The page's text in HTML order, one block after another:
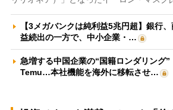
【3メガバンクは純利益5兆円超】銀行
益続出の一方で、中小企業・…
急増する中国企業の“国籍ロンダリング
Temu…本社機能を海外に移転させ…